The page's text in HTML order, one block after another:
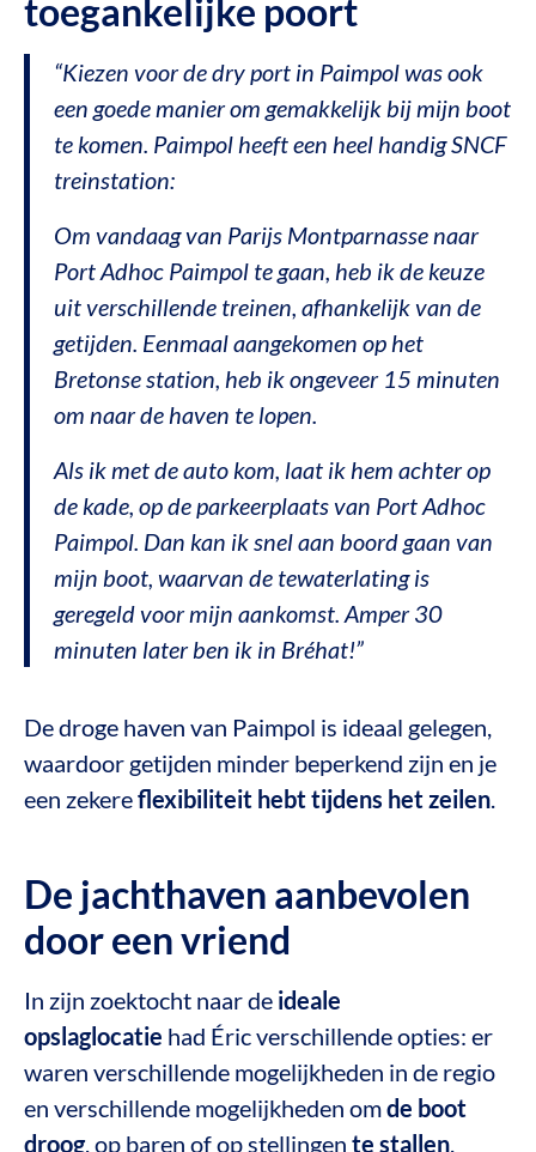
toegankelijke poort
“Kiezen voor de dry port in Paimpol was ook
een goede manier om gemakkelijk bij mijn boot
te komen. Paimpol heeft een heel handigSNCF
treinstation:
Om vandaag van Parijs Montparnasse naar
Port Adhoc Paimpol te gaan, heb ik de keuze
uit verschillende treinen, afhankelijk van de
getijden. Eenmaal aangekomen op het
Bretonse station, heb ik ongeveer 15 minuten
om naar de haven te lopen.
Als ik met de auto kom, laat ik hem achter op
de kade, op de parkeerplaats van Port Adhoc
Paimpol. Dan kan ik snel aan boord gaan van
mijn boot, waarvan de tewaterlating is
geregeld voor mijn aankomst. Amper 30
minuten later ben ik in Bréhat!”
De droge haven van Paimpol is ideaal gelegen,
waardoor getijden minder beperkend zijn en je
een zekereflexibiliteit hebt tijdens het zeilen
De jachthaven aanbevolen
door een vriend
In zijn zoektocht naar de ideale
opslaglocatie had Éric verschillende opties: er
waren verschillende mogelijkheden in de regio
en verschillende mogelijkheden omde boot
droog, op baren of op stellingen te stallen